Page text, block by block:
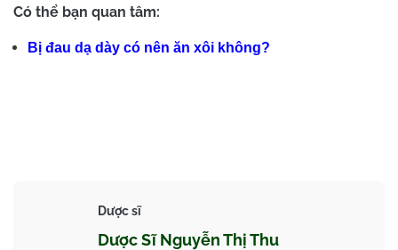
Có thể bạn quan tâm:
Bị đau dạ dày có nên ăn xôi không?
Dược sĩ
Dược Sĩ Nguyễn Thị Thu